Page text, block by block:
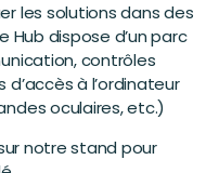
les solutions dans des
Hub dispose d’un parc
contrôles
à l’ordinateur
oculaires, etc.)
notre stand pour